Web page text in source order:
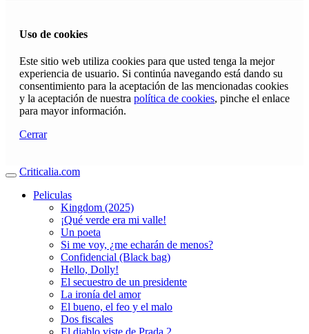
Uso de cookies
Este sitio web utiliza cookies para que usted tenga la mejor
experiencia de usuario. Si continúa navegando está dando su
consentimiento para la aceptación de las mencionadas cookies
y la aceptación de nuestra política de cookies, pinche el enlace
para mayor información.
Cerrar
Criticalia.com
Peliculas
Kingdom (2025)
¡Qué verde era mi valle!
Un poeta
Si me voy, ¿me echarán de menos?
Confidencial (Black bag)
Hello, Dolly!
El secuestro de un presidente
La ironía del amor
El bueno, el feo y el malo
Dos fiscales